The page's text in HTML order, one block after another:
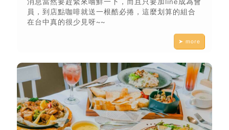
消息當然要趕緊來嚐鮮一下，而且只要加line成為會
員，到店點咖啡就送一根酷必捲，這麼划算的組合
在台中真的很少見呀~~
➤ more